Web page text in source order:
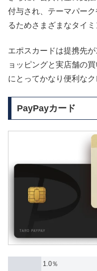
付与され、テーマパー
るためさまざまなタイ
エポスカードは提携先
ョッピングと実店舗の
にとってかなり便利なク
PayPayカード
1.0％